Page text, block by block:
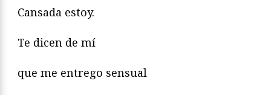
Cansada estoy.
Te dicen de mí
que me entrego sensual